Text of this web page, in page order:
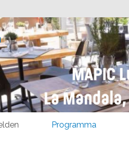
Programma